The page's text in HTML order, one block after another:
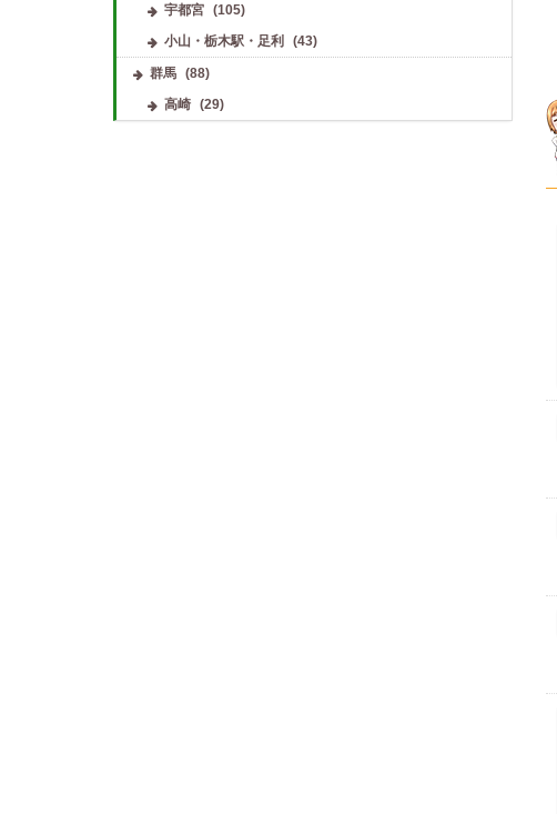
宇都宮
(105)
小山・栃木駅・足利
(43)
群馬 (88)
高崎
(29)